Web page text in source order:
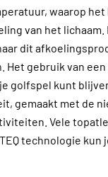
waarop het
van het
dit
gebruik van
golfspel kunt
gemaakt met de
Vele
technologie